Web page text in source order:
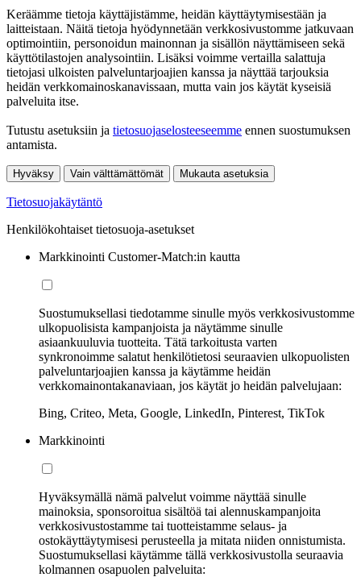
Keräämme tietoja käyttäjistämme, heidän käyttäytymisestään ja
laitteistaan. Näitä tietoja hyödynnetään verkkosivustomme jatkuvaan
optimointiin, personoidun mainonnan ja sisällön näyttämiseen sekä
käyttötilastojen analysointiin. Lisäksi voimme vertailla salattuja
tietojasi ulkoisten palveluntarjoajien kanssa ja näyttää tarjouksia
heidän verkkomainoskanavissaan, mutta vain jos käytät kyseisiä
palveluita itse.
Tutustu asetuksiin ja tietosuojaselosteeseemme ennen suostumuksen
antamista.
Hyväksy Vain välttämättömät Mukauta asetuksia
Tietosuojakäytäntö
Henkilökohtaiset tietosuoja-asetukset
Markkinointi Customer-Match:in kautta
Suostumuksellasi tiedotamme sinulle myös verkkosivustomme
ulkopuolisista kampanjoista ja näytämme sinulle
asiaankuuluvia tuotteita. Tätä tarkoitusta varten
synkronoimme salatut henkilötietosi seuraavien ulkopuolisten
palveluntarjoajien kanssa ja käytämme heidän
verkkomainontakanaviaan, jos käytät jo heidän palvelujaan:
Bing, Criteo, Meta, Google, LinkedIn, Pinterest, TikTok
Markkinointi
Hyväksymällä nämä palvelut voimme näyttää sinulle
mainoksia, sponsoroitua sisältöä tai alennuskampanjoita
verkkosivustostamme tai tuotteistamme selaus- ja
ostokäyttäytymisesi perusteella ja mitata niiden onnistumista.
Suostumuksellasi käytämme tällä verkkosivustolla seuraavia
kolmannen osapuolen palveluita: